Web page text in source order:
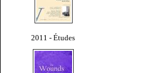
2011 - Études